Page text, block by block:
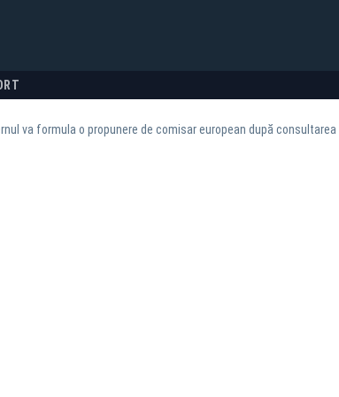
va formula o propunere de comisar european după